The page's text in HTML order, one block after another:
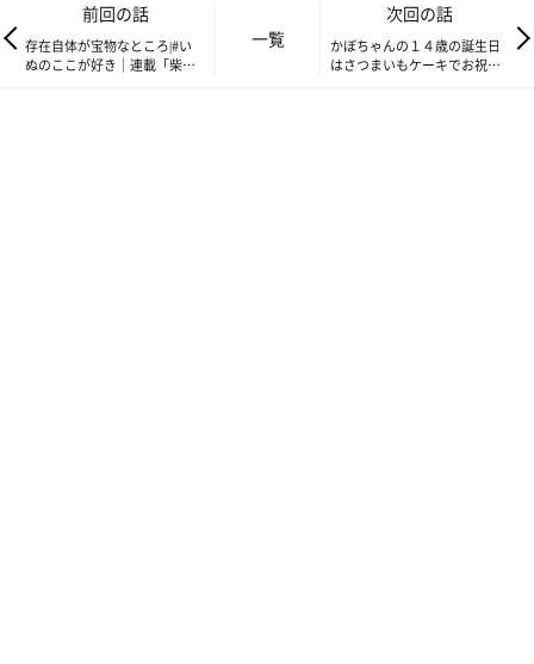
前回の話
存在自体が宝物なところ|#い
ぬのここが好き｜連載「柴犬
一覧
次回の話
かぼちゃんの１４歳の誕生日
はさつまいもケーキでお祝い